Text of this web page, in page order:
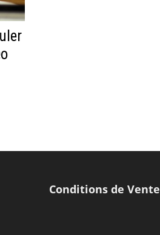
Conditions de Vente